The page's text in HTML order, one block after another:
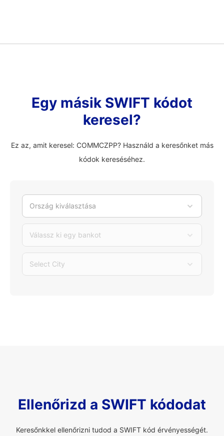
Egy másik SWIFT kódot
keresel?
Ez az, amit keresel: COMMCZPP? Használd a keresőnket más
kódok kereséséhez.
Ország kiválasztása
Válassz ki egy bankot
Select City
Ellenőrizd a SWIFT kódodat
Keresőnkkel ellenőrizni tudod a SWIFT kód érvényességét.